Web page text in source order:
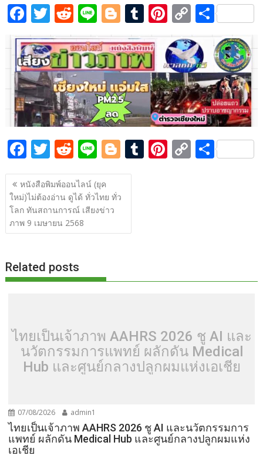
F
ac
e
b
o
o
k
T
w
itt
er
R
e
d
di
t
Li
n
e
Bl
o
g
g
er
T
u
m
bl
r
Pi
nt
er
e
st
C
o
p
y
Li
n
k
S
h
ar
e
F
ac
e
b
o
o
k
T
w
itt
er
R
e
d
di
t
Li
n
e
Bl
o
g
T
u
Pi
nt
C
o
S
h
แนะแนว
เรื่อง
หนังสือพิมพ์ออนไลน์ (ยุค
ใหม่)ไม่ต้องอ่าน ดูได้ ทั่วไทย ทั่ว
โลก ทันสถานการณ์ เสียงข่าว
ภาพ 9 เมษายน 2568
Related posts
ไทยเป็นเจ้าภาพ AAHRS 2026 ชู AI และ
นวัตกรรมการแพทย์ ผลักดัน Medical
Hub และศูนย์กลางปลูกผมแห่งเอเชีย
07/08/2026 admin1
ไทยเป็นเจ้าภาพ AAHRS 2026 ชู AI และนวัตกรรมการ
แพทย์ ผลักดัน Medical Hub และศูนย์กลางปลูกผมแห่ง
เอเชีย